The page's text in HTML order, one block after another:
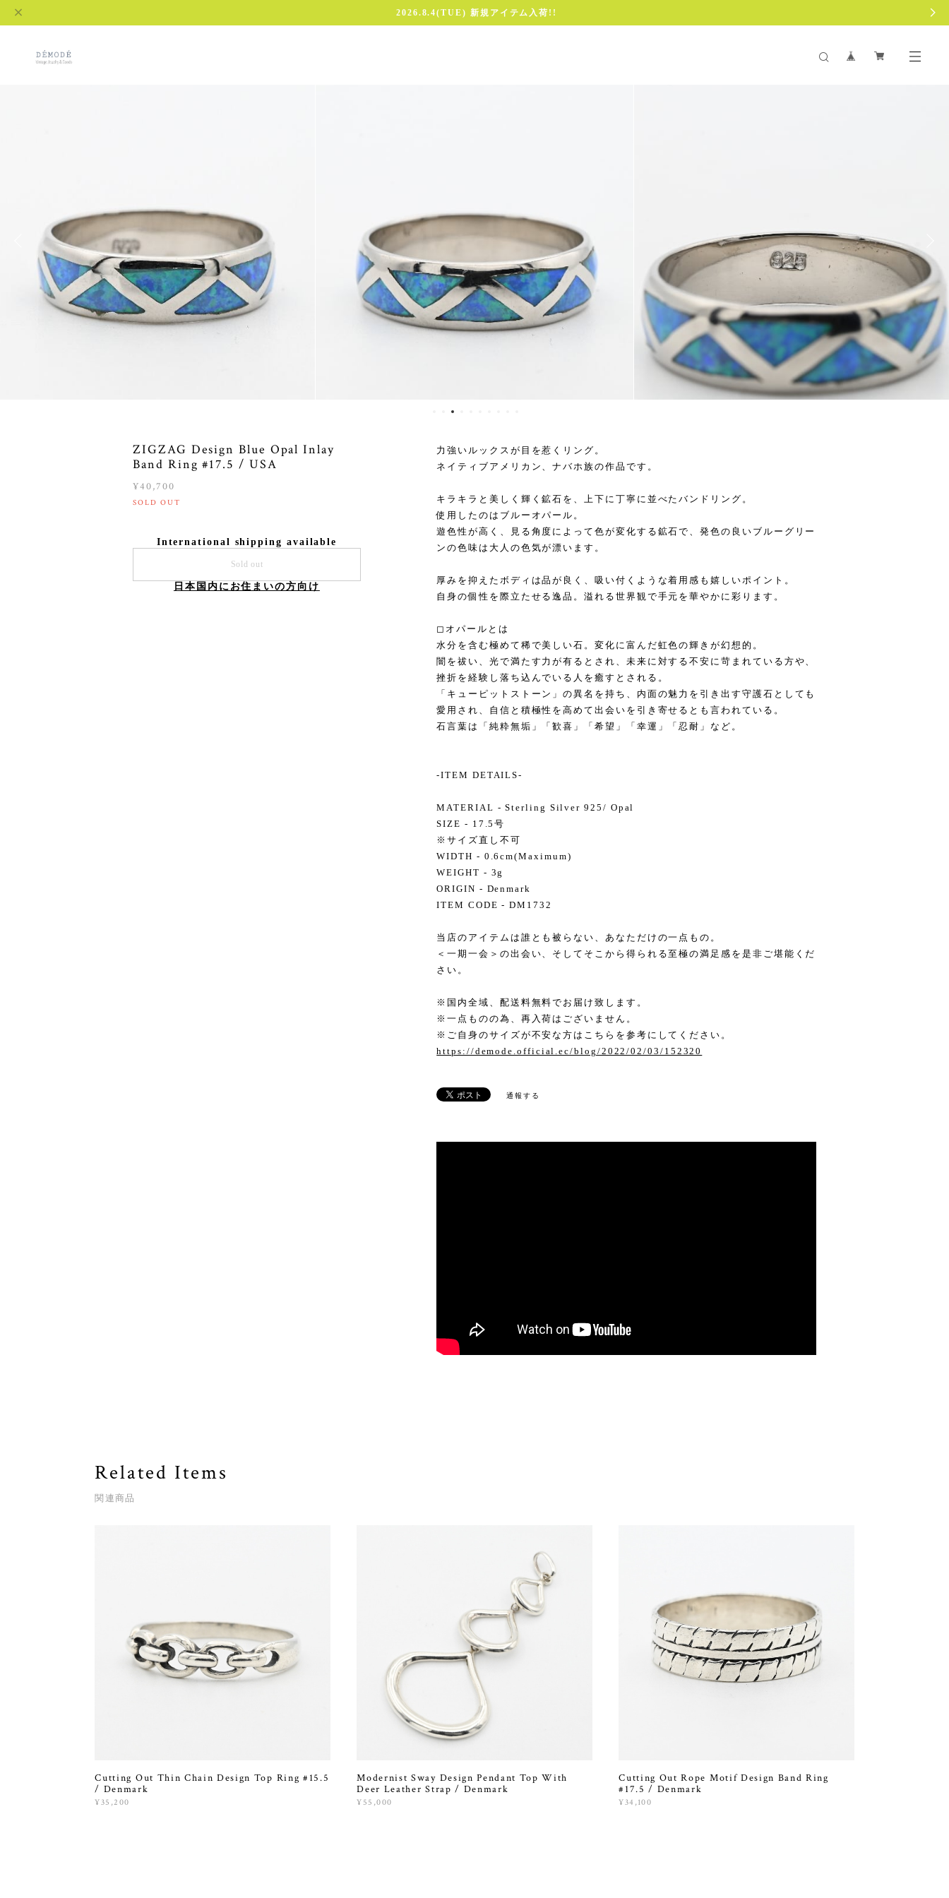
2026.8.4(TUE) 新規アイテム入荷!!
ZIGZAG Design Blue Opal Inlay
Band Ring #17.5 / USA
¥40,700
SOLD OUT
International shipping available
Sold out
日本国内にお住まいの方向け
力強いルックスが目を惹くリング。
ネイティブアメリカン、ナバホ族の作品です。
キラキラと美しく輝く鉱石を、上下に丁寧に並べたバンドリング。
使用したのはブルーオパール。
遊色性が高く、見る角度によって色が変化する鉱石で、発色の良いブルーグリー
ンの色味は大人の色気が漂います。
厚みを抑えたボディは品が良く、吸い付くような着用感も嬉しいポイント。
自身の個性を際立たせる逸品。溢れる世界観で手元を華やかに彩ります。
◻︎オパールとは
水分を含む極めて稀で美しい石。変化に富んだ虹色の輝きが幻想的。
闇を祓い、光で満たす力が有るとされ、未来に対する不安に苛まれている方や、
挫折を経験し落ち込んでいる人を癒すとされる。
「キューピットストーン」の異名を持ち、内面の魅力を引き出す守護石としても
愛用され、自信と積極性を高めて出会いを引き寄せるとも言われている。
石言葉は「純粋無垢」「歓喜」「希望」「幸運」「忍耐」など。
-ITEM DETAILS-
MATERIAL - Sterling Silver 925/ Opal
SIZE - 17.5号
※サイズ直し不可
WIDTH - 0.6cm(Maximum)
WEIGHT - 3g
ORIGIN - Denmark
ITEM CODE - DM1732
当店のアイテムは誰とも被らない、あなただけの一点もの。
＜一期一会＞の出会い、そしてそこから得られる至極の満足感を是非ご堪能くだ
さい。
※国内全域、配送料無料でお届け致します。
※一点ものの為、再入荷はございません。
※ご自身のサイズが不安な方はこちらを参考にしてください。
https://demode.official.ec/blog/2022/02/03/152320
通報する
Related Items
関連商品
Cutting Out Thin Chain Design Top Ring #15.5
/ Denmark
¥35,200
Modernist Sway Design Pendant Top With
Deer Leather Strap / Denmark
¥55,000
Cutting Out Rope Motif Design Band Ring
#17.5 / Denmark
¥34,100